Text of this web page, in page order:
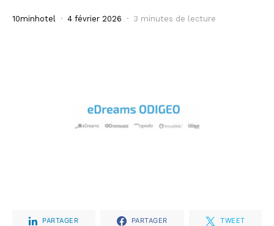
10minhotel 4 février 2026 3 minutes de lecture
PARTAGER PARTAGER TWEET